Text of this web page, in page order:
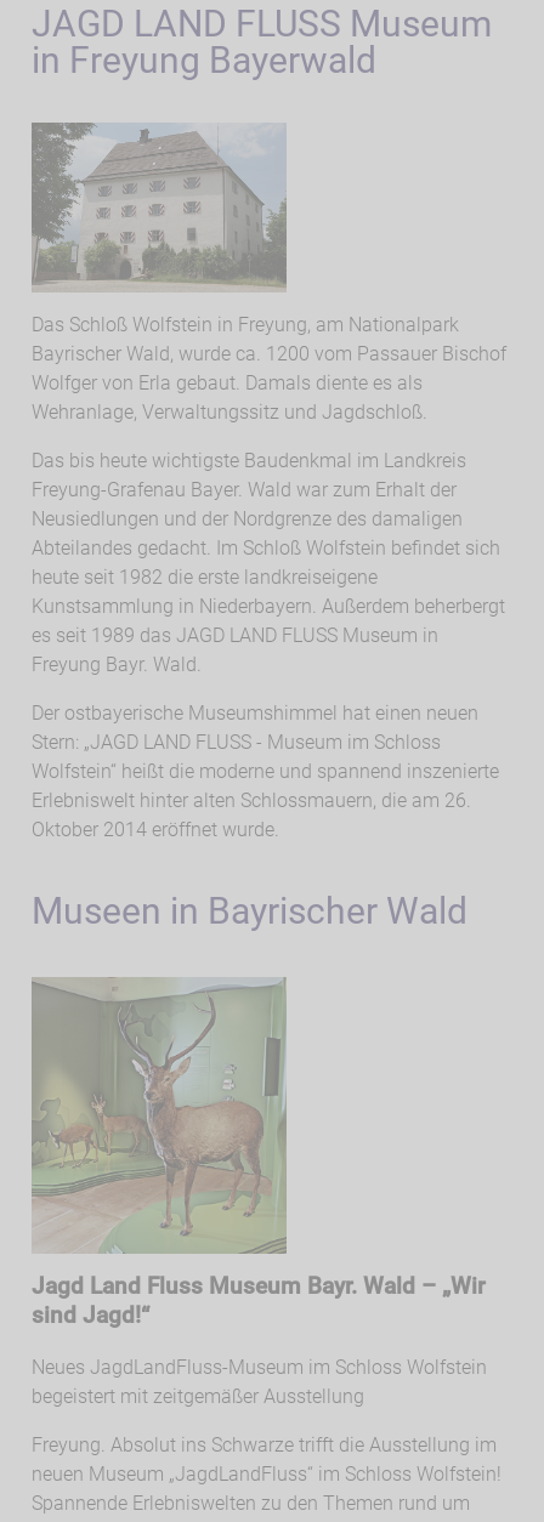
JAGD LAND FLUSS Museum
in Freyung Bayerwald
Das Schloß Wolfstein in Freyung, am Nationalpark
Bayrischer Wald, wurde ca. 1200 vom Passauer Bischof
Wolfger von Erla gebaut. Damals diente es als
Wehranlage, Verwaltungssitz und Jagdschloß.
Das bis heute wichtigste Baudenkmal im Landkreis
Freyung-Grafenau Bayer. Wald war zum Erhalt der
Neusiedlungen und der Nordgrenze des damaligen
Abteilandes gedacht. Im Schloß Wolfstein befindet sich
heute seit 1982 die erste landkreiseigene
Kunstsammlung in Niederbayern. Außerdem beherbergt
es seit 1989 das JAGD LAND FLUSS Museum in
Freyung Bayr. Wald.
Der ostbayerische Museumshimmel hat einen neuen
Stern: „JAGD LAND FLUSS - Museum im Schloss
Wolfstein“ heißt die moderne und spannend inszenierte
Erlebniswelt hinter alten Schlossmauern, die am 26.
Oktober 2014 eröffnet wurde.
Museen in Bayrischer Wald
Jagd Land Fluss Museum Bayr. Wald – „Wir
sind Jagd!“
Neues JagdLandFluss-Museum im Schloss Wolfstein
begeistert mit zeitgemäßer Ausstellung
Freyung. Absolut ins Schwarze trifft die Ausstellung im
neuen Museum „JagdLandFluss“ im Schloss Wolfstein!
Spannende Erlebniswelten zu den Themen rund um